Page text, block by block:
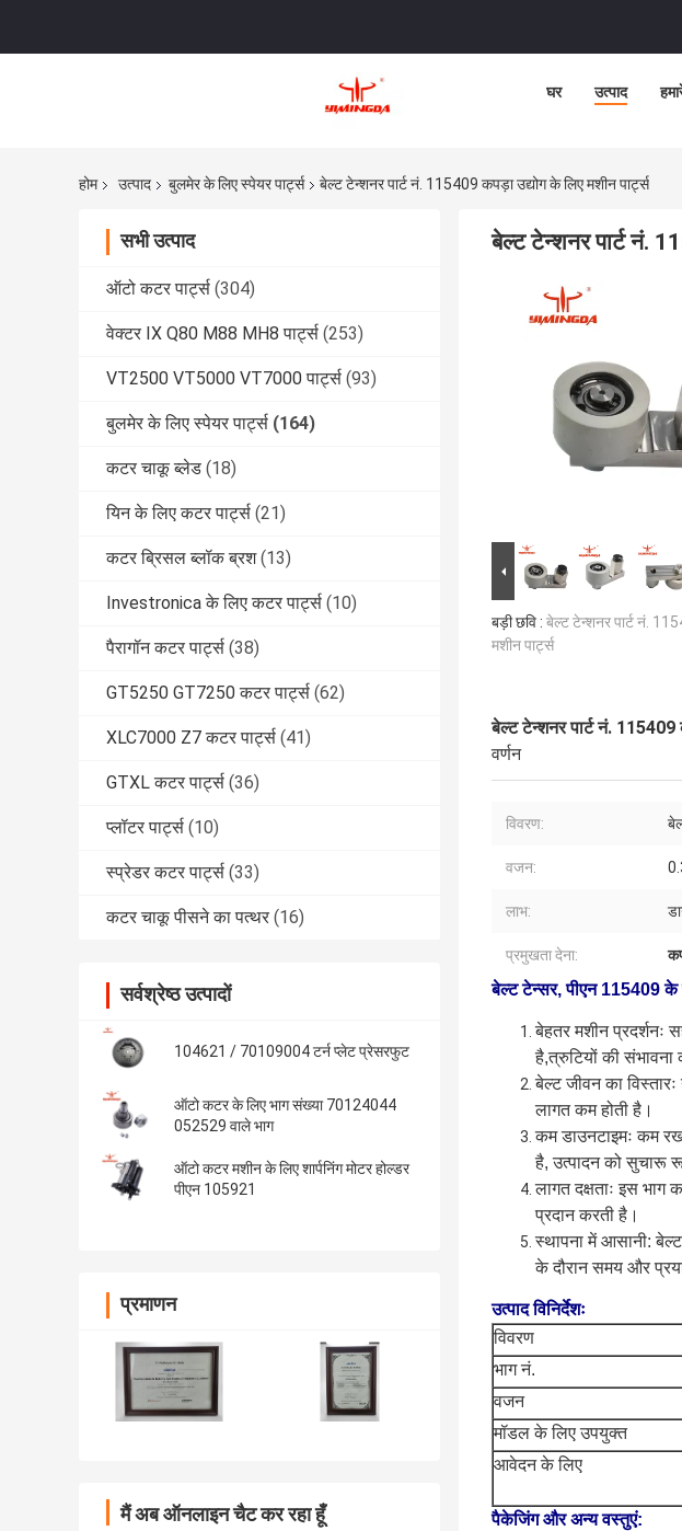
घर उत्पाद
होम उत्पाद बुलमेर के लिए स्पेयर पार्ट्स बेल्ट टेन्शनर पार्ट नं. 115409 कपड़ा उद्योग के लिए मशीन पार्ट्स
सभी उत्पाद
ऑटो कटर पार्ट्स (304)
वेक्टर IX Q80 M88 MH8 पार्ट्स (253)
VT2500 VT5000 VT7000 पार्ट्स (93)
बुलमेर के लिए स्पेयर पार्ट्स (164)
कटर चाकू ब्लेड (18)
यिन के लिए कटर पार्ट्स (21)
कटर ब्रिसल ब्लॉक ब्रश (13)
Investronica के लिए कटर पार्ट्स (10)
पैरागॉन कटर पार्ट्स (38)
GT5250 GT7250 कटर पार्ट्स (62)
XLC7000 Z7 कटर पार्ट्स (41)
GTXL कटर पार्ट्स (36)
प्लॉटर पार्ट्स (10)
स्प्रेडर कटर पार्ट्स (33)
कटर चाकू पीसने का पत्थर (16)
सर्वश्रेष्ठ उत्पादों
104621 / 70109004 टर्न प्लेट प्रेसरफुट
ऑटो कटर के लिए भाग संख्या 70124044
052529 वाले भाग
ऑटो कटर मशीन के लिए शार्पनिंग मोटर होल्डर
पीएन 105921
प्रमाणन
मैं अब ऑनलाइन चैट कर रहा हूँ
बेल्ट टेन्शनर पार्ट नं.
बड़ी छवि : बेल्ट टेन्शनर पार्ट नं.
मशीन पार्ट्स
बेल्ट टेन्शनर पार्ट नं. 115409
वर्णन
विवरण:
वजन:
लाभ:
प्रमुखता देना:
बेल्ट टेन्सर, पीएन 115409 के
बेहतर मशीन प्रदर्शनः
है,त्रुटियों की
बेल्ट जीवन का
लागत कम होती है।
कम डाउनटाइमः कम
है, उत्पादन को सुचारू
लागत दक्षताः इस भाग
प्रदान करती है।
स्थापना में आसानी:
के दौरान समय और
उत्पाद विनिर्देशः
विवरण
भाग नं.
वजन
मॉडल के लिए उपयुक्त
आवेदन के लिए
पैकेजिंग और अन्य वस्तुएं: